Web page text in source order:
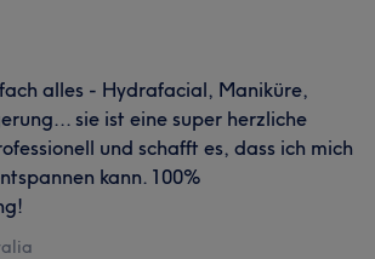
alles - Hydrafacial, Maniküre,
sie ist eine super herzliche
und schafft es, dass ich mich
kann. 100%